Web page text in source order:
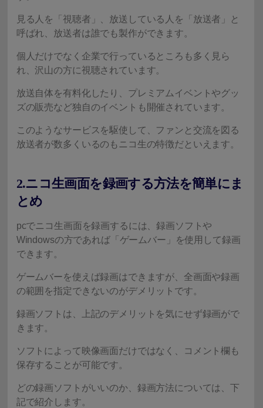
見る人を「視聴者」、放送している人を「放送者」と
呼ばれ、放送者は誰でも製作ができます。
個人だけでなく企業で行っているところも多く見ら
れ、沢山の方に視聴されています。
放送自体を有料化したり、プレミアムイベントやグッ
ズの販売など独自のイベントも開催されています。
このようなサービスを駆使して、ファンと交流を図る
放送者が数多くいるのもニコ生の特徴だといえます。
2.ニコ生画面を録画する方法を簡単にま
とめ
pcでニコ生画面を録画するには、録画ソフトや
Windowsの方であれば「ゲームバー」を使用して録画
できます。
ゲームバーを使えば録画はできますが、全画面や録画
の範囲を指定できないのがデメリットです。
録画ソフトは、上記のデメリットを気にせず録画がで
きます。
ソフトによって映像画面だけではなく、コメント欄も
保存することが可能です。
どの録画ソフトがいいのか、録画方法については、下
記で紹介します。